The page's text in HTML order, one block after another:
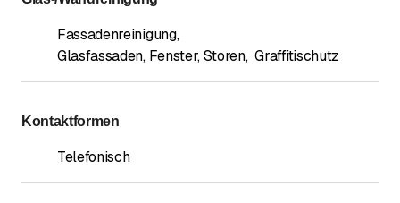
Fassadenreinigung,
Glasfassaden, Fenster, Storen, Graffitischutz
Kontaktformen
Telefonisch